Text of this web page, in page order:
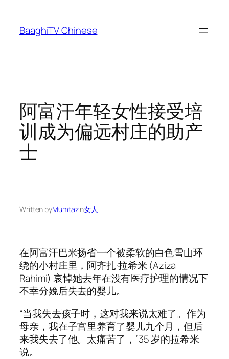
content
BaaghiTV Chinese
阿富汗年轻女性接受培
训成为偏远村庄的助产
士
Written byMumtazin女人
在阿富汗巴米扬省一个被柔软的白色雪山环
绕的小村庄里，阿齐扎·拉希米 (Aziza
Rahimi) 哀悼她去年在没有医疗护理的情况下
不幸分娩后失去的婴儿。
“当我失去孩子时，这对我来说太难了。作为
母亲，我在子宫里养育了婴儿九个月，但后
来我失去了他。太痛苦了，”35 岁的拉希米
说。